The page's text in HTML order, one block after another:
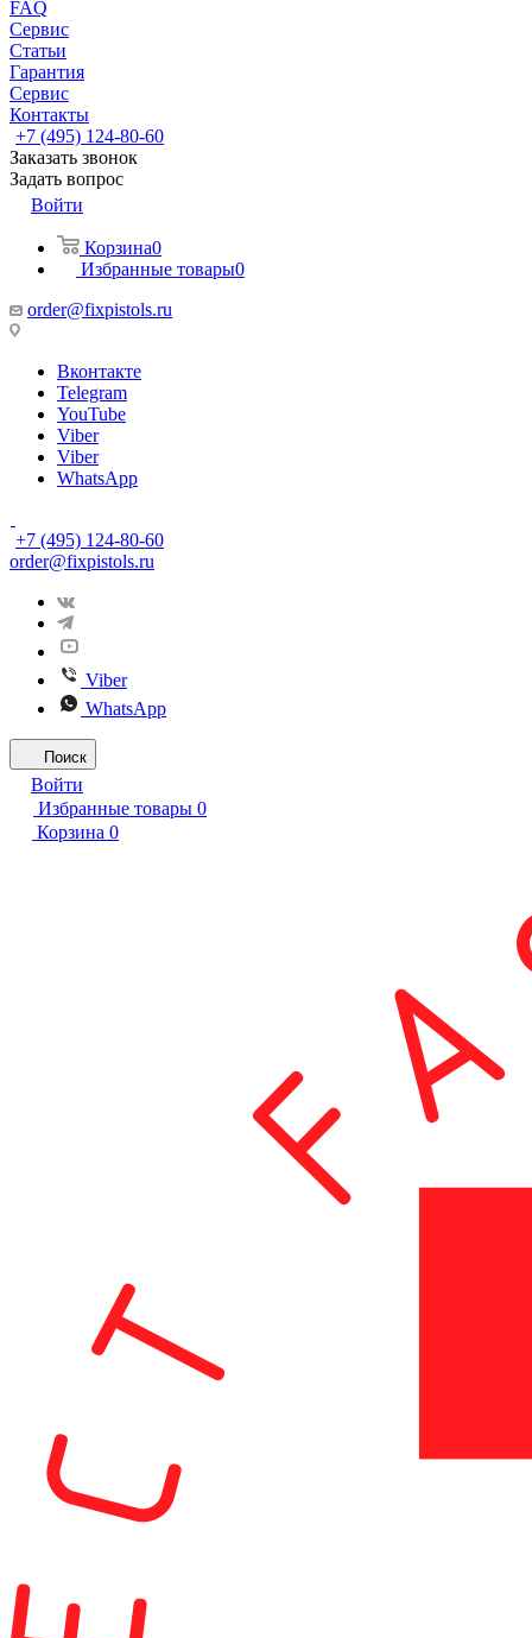
FAQ
Сервис
Статьи
Гарантия
Сервис
Контакты
+7 (495) 124-80-60
Заказать звонок
Задать вопрос
Войти
Корзина0
Избранные товары0
order@fixpistols.ru
Вконтакте
Telegram
YouTube
Viber
Viber
WhatsApp
+7 (495) 124-80-60
order@fixpistols.ru
Viber
WhatsApp
Поиск
Войти
Избранные товары 0
Корзина 0